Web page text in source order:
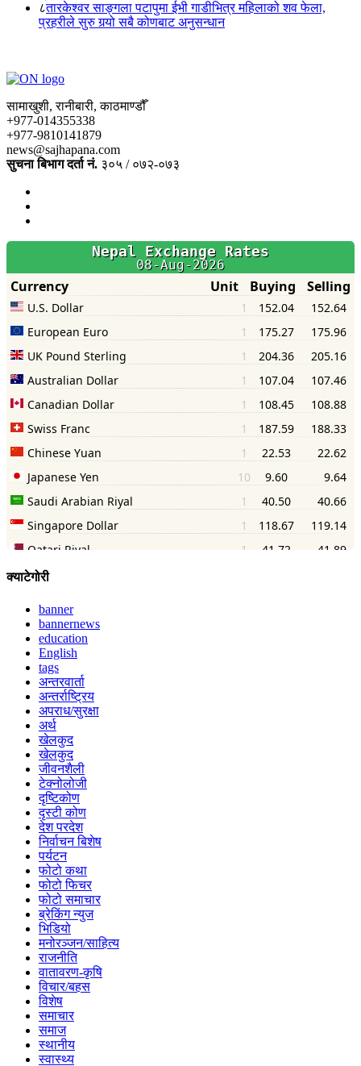
८तारकेश्वर साङ्गला पटापुमा ईभी गाडीभित्र महिलाको शव फेला,
प्रहरीले सुरु गर्‍यो सबै कोणबाट अनुसन्धान
सामाखुशी, रानीबारी, काठमाण्डौँ
+977-014355338
+977-9810141879
news@sajhapana.com
सुचना बिभाग दर्ता नं. ३०५ / ०७२-०७३
क्याटेगोरी
banner
bannernews
education
English
tags
अन्तरवार्ता
अन्तर्राष्ट्रिय
अपराध/सुरक्षा
अर्थ
खेलकुद
खेलकुद
जीवनशैली
टेक्नोलोजी
दृष्टिकोण
दृस्टी कोण
देश परदेश
निर्वाचन बिशेष
पर्यटन
फोटो कथा
फोटो फिचर
फोटो समाचार
ब्रेकिंग न्युज
भिडियो
मनोरञ्जन/साहित्य
राजनीति
वातावरण-कृषि
विचार/बहस
विशेष
समाचार
समाज
स्थानीय
स्वास्थ्य